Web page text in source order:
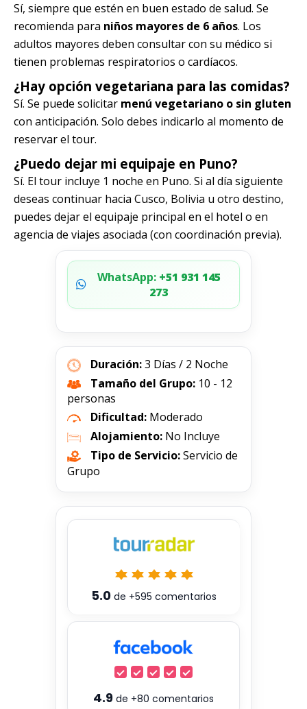
Sí, siempre que estén en buen estado de salud. Se
recomienda para niños mayores de 6 años. Los
adultos mayores deben consultar con su médico si
tienen problemas respiratorios o cardíacos.
¿Hay opción vegetariana para las comidas?
Sí. Se puede solicitar menú vegetariano o sin gluten
con anticipación. Solo debes indicarlo al momento de
reservar el tour.
¿Puedo dejar mi equipaje en Puno?
Sí. El tour incluye 1 noche en Puno. Si al día siguiente
deseas continuar hacia Cusco, Bolivia u otro destino,
puedes dejar el equipaje principal en el hotel o en
agencia de viajes asociada (con coordinación previa).
WhatsApp:+51 931 145
273
Duración:3 Días / 2 Noche
Tamaño del Grupo: 10 - 12
personas
Dificultad: Moderado
Alojamiento: No Incluye
Tipo de Servicio:Servicio de
Grupo
5.0 de +595 comentarios
4.9 de +80 comentarios